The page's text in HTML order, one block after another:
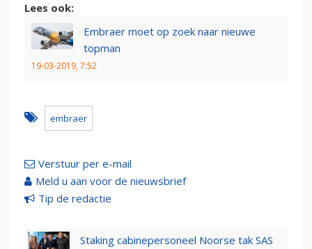
Lees ook:
Embraer moet op zoek naar nieuwe
topman
19-03-2019, 7:52
embraer
Verstuur per e-mail
Meld u aan voor de nieuwsbrief
Tip de redactie
Staking cabinepersoneel Noorse tak SAS